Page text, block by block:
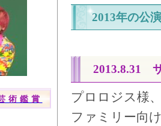
術鑑賞
2013年の公
2013.8.31
プロロジス様
ファミリー向